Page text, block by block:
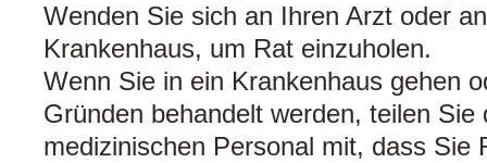
Wenden Sie sich an Ihren Arzt oder
Krankenhaus, um Rat einzuholen.
Wenn Sie in ein Krankenhaus gehen
Gründen behandelt werden, teilen Sie
medizinischen Personal mit, dass Sie